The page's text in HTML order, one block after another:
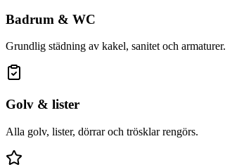
Badrum & WC
Grundlig städning av kakel, sanitet och armaturer.
Golv & lister
Alla golv, lister, dörrar och trösklar rengörs.